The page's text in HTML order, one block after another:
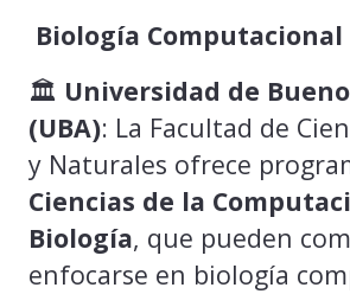
Biología Computacional
🏛️ Universidad de
(UBA): La Facultad de
y Naturales ofrece
Ciencias de la
Biología, que pueden
enfocarse en biología